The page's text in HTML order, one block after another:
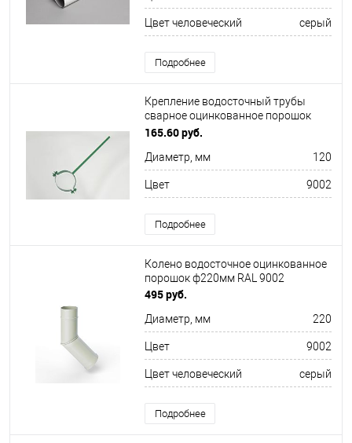
Цвет человеческий серый
Подробнее
Крепление водосточный трубы
сварное оцинкованное порошок
ф180х10х250мм RAL 9002
165.60 руб.
Диаметр, мм 120
Цвет 9002
Подробнее
Колено водосточное оцинкованное
порошок ф220мм RAL 9002
495 руб.
Диаметр, мм 220
Цвет 9002
Цвет человеческий серый
Подробнее